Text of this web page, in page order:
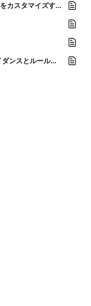
Fin AIエージェントのパーソナリティをカスタマイズする
Fin AI Agentのエスカレーションガイダンスとルールを管理する